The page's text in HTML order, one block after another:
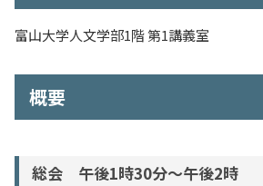
入試情報
研究・産学官連携
国際交流・留学
富山大学人文学部1階 第1講義室
概要
総会 午後1時30分～午後2時